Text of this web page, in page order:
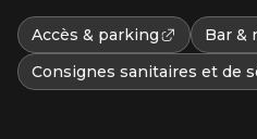
Accès & parking
Bar &
Consignes sanitaires et de